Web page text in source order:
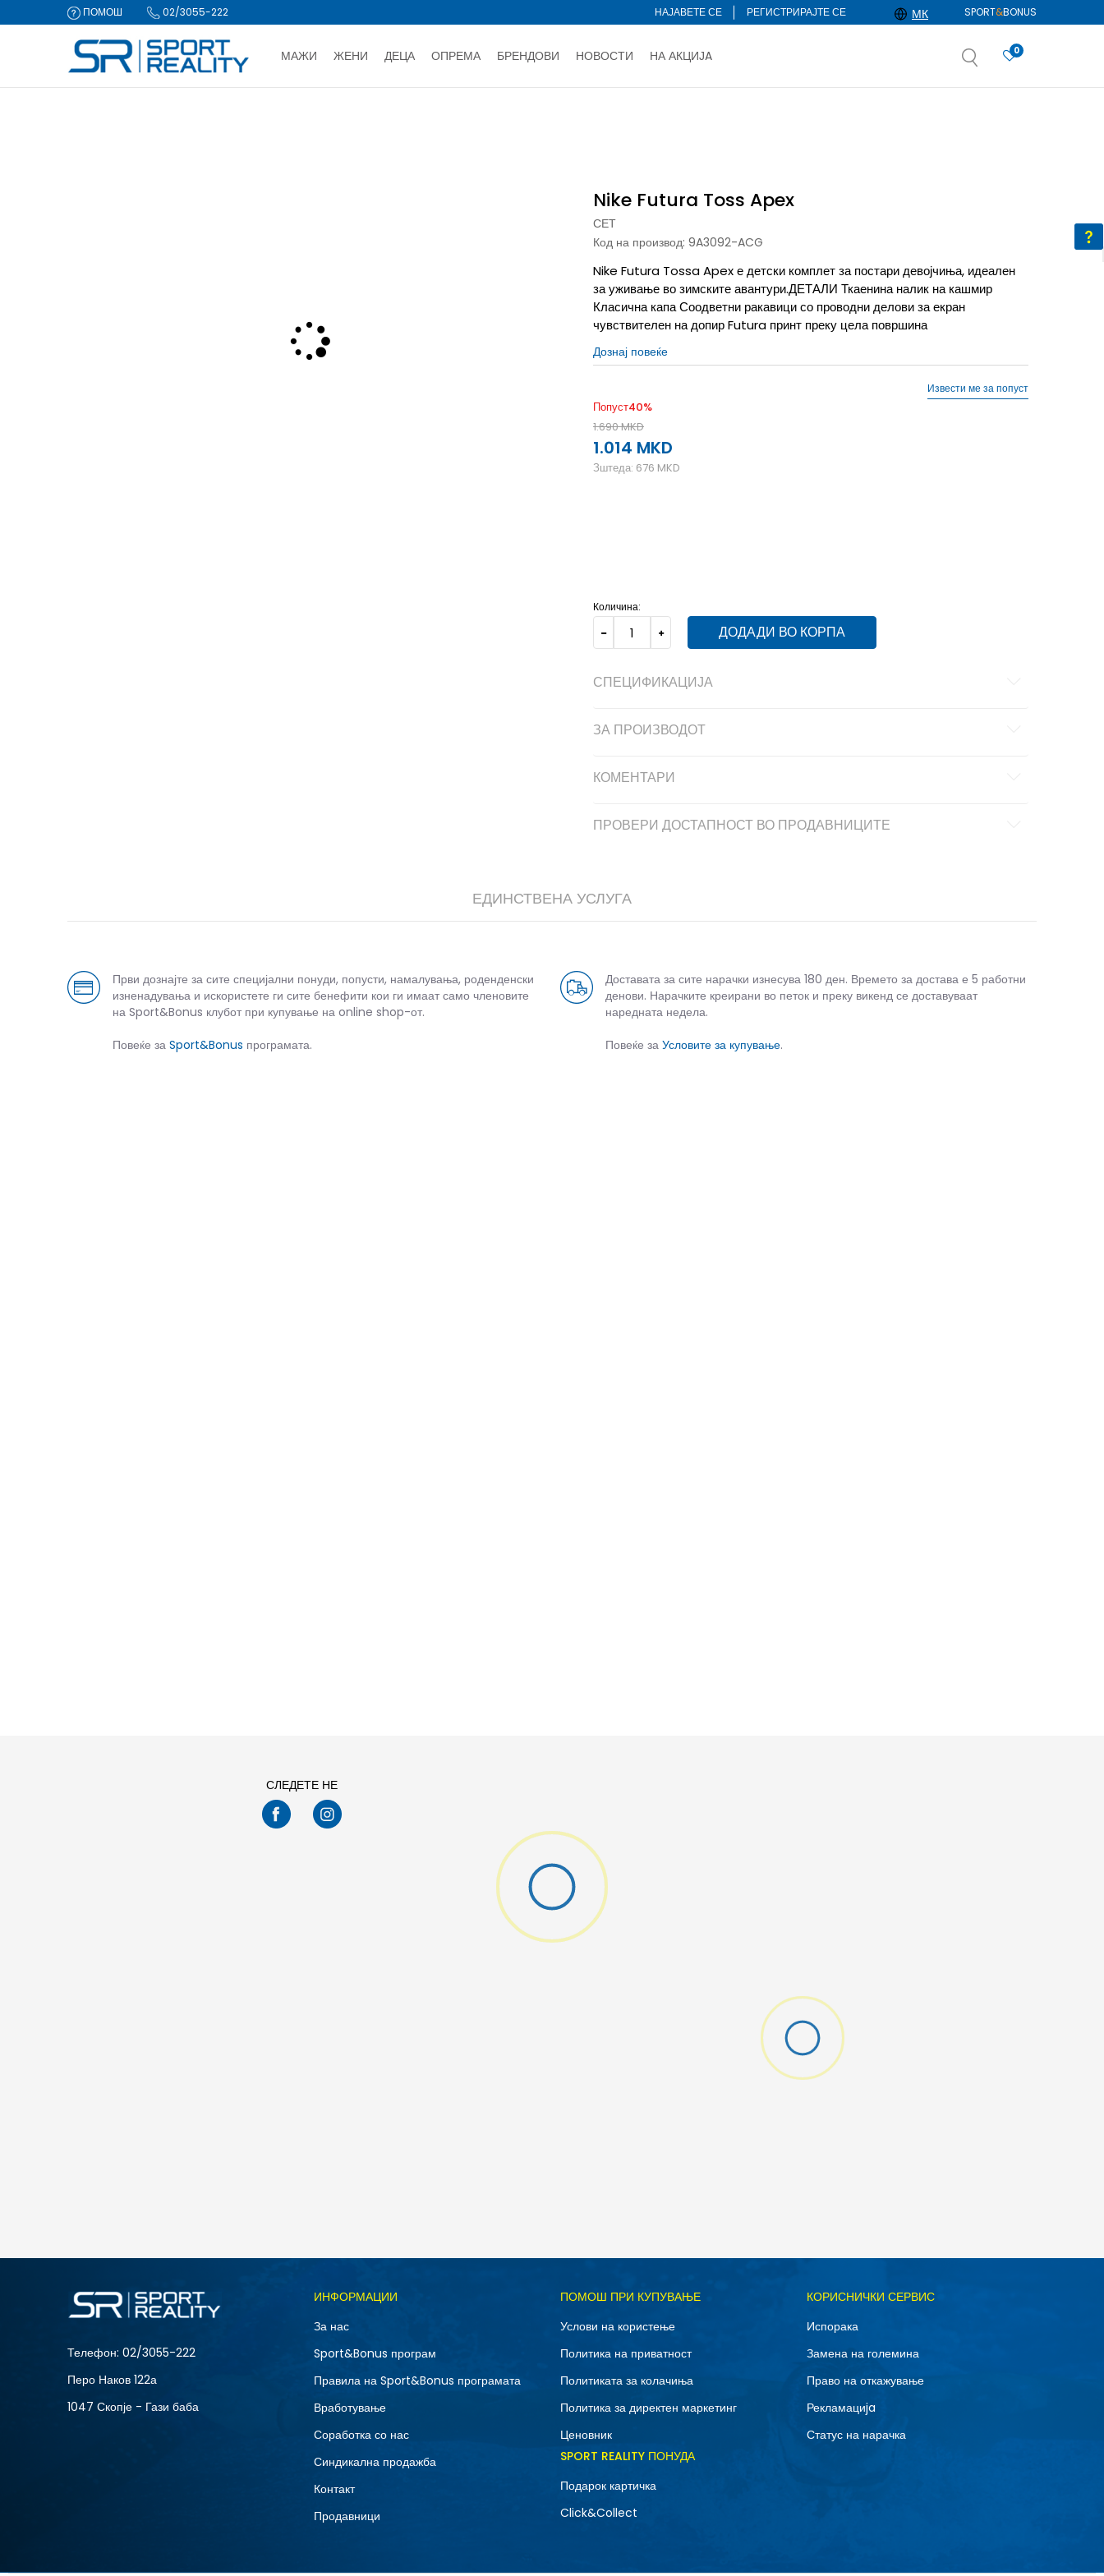
ПОМОШ 02/3055-222 SPORT&BONUS
НАЈАВЕТЕ СЕ РЕГИСТРИРАЈТЕ СЕ МК
МАЖИ ЖЕНИ ДЕЦА ОПРЕМА БРЕНДОВИ НОВОСТИ НА АКЦИЈA 0
Nike Futura Toss Apex
СЕТ
Код на производ: 9A3092-ACG
Nike Futura Tossa Apex е детски комплет за постари девојчиња, идеален
за уживање во зимските авантури.ДЕТАЛИ Ткаенина налик на кашмир
Класична капа Соодветни ракавици со проводни делови за екран
чувствителен на допир Futura принт преку цела површина
Дознај повеќе
Попуст40%
1.690MKD
1.014 MKD
Зштеда: 676 MKD
Извести ме за попуст
Количина:
ДОДАДИ ВО КОРПА
СПЕЦИФИКАЦИЈА
ЗА ПРОИЗВОДОТ
КОМЕНТАРИ
ПРОВЕРИ ДОСТАПНОСТ ВО ПРОДАВНИЦИТЕ
ЕДИНСТВЕНА УСЛУГА
Први дознајте за сите специјални понуди, попусти, намалувања, роденденски
изненадувања и искористете ги сите бенефити кои ги имаат само членовите
на Sport&Bonus клубот при купување на online shop-от.
Повеќе за Sport&Bonus програмата.
Доставата за сите нарачки изнесува 180 ден. Времето за достава е 5 работни
денови. Нарачките креирани во петок и преку викенд се доставуваат
наредната недела.
Повеќе за Условите за купување.
Големина
2T
СЛЕДЕТЕ НЕ
Телефон: 02/3055-222
Перо Наков 122а
1047 Скопје - Гази баба
ИНФОРМАЦИИ
За нас
Sport&Bonus програм
Правила на Sport&Bonus програмата
Вработување
Соработка со нас
Синдикална продажба
Контакт
Продавници
ПОМОШ ПРИ КУПУВАЊЕ
Услови на користење
Политика на приватност
Политиката за колачиња
Политика за директен маркетинг
Ценовник
КОРИСНИЧКИ СЕРВИС
Испорака
Замена на големина
Право на откажување
Рекламациja
Статус на нарачка
SPORT REALITY ПОНУДА
Подарок картичка
Click&Collect